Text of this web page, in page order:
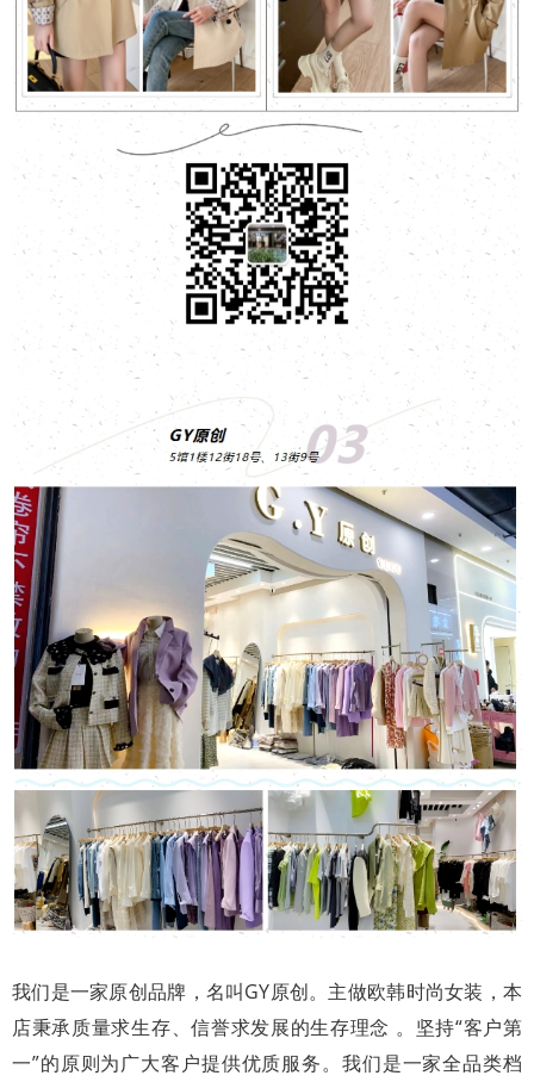
我们是一家原创品牌，名叫GY原创。主做欧韩时尚女装，本
店秉承质量求生存、信誉求发展的生存理念 。坚持“客户第
一”的原则为广大客户提供优质服务。我们是一家全品类档